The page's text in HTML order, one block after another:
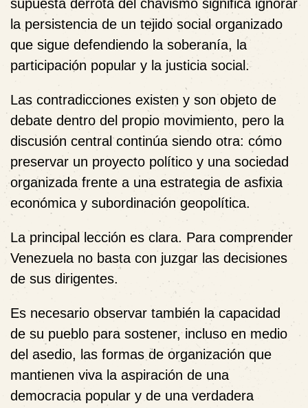
supuesta derrota del chavismo significa ignorar
la persistencia de un tejido social organizado
que sigue defendiendo la soberanía, la
participación popular y la justicia social.
Las contradicciones existen y son objeto de
debate dentro del propio movimiento, pero la
discusión central continúa siendo otra: cómo
preservar un proyecto político y una sociedad
organizada frente a una estrategia de asfixia
económica y subordinación geopolítica.
La principal lección es clara. Para comprender
Venezuela no basta con juzgar las decisiones
de sus dirigentes.
Es necesario observar también la capacidad
de su pueblo para sostener, incluso en medio
del asedio, las formas de organización que
mantienen viva la aspiración de una
democracia popular y de una verdadera